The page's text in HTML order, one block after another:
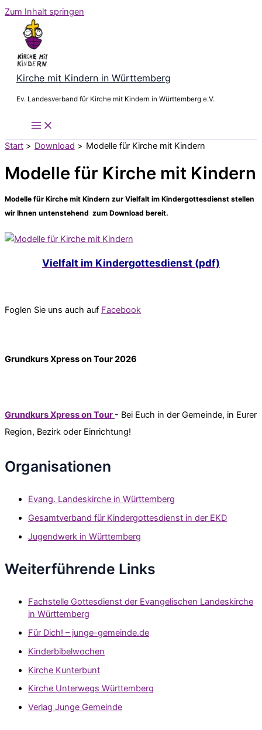
Zum Inhalt springen
Kirche mit Kindern in Württemberg
Ev. Landesverband für Kirche mit Kindern in Württemberg e.V.
Start Download Modelle für Kirche mit Kindern
Modelle für Kirche mit Kindern
Modelle für Kirche mit Kindern zur Vielfalt im Kindergottesdienst stellen
wir Ihnen untenstehend zum Download bereit.
Vielfalt im Kindergottesdienst (pdf)
Foglen Sie uns auch auf Facebook
Grundkurs Xpress on Tour 2026
Grundkurs Xpress on Tour - Bei Euch in der Gemeinde, in Eurer
Region, Bezirk oder Einrichtung!
Organisationen
Evang. Landeskirche in Württemberg
Gesamtverband für Kindergottesdienst in der EKD
Jugendwerk in Württemberg
Weiterführende Links
Fachstelle Gottesdienst der Evangelischen Landeskirche
in Württemberg
Für Dich! – junge-gemeinde.de
Kinderbibelwochen
Kirche Kunterbunt
Kirche Unterwegs Württemberg
Verlag Junge Gemeinde